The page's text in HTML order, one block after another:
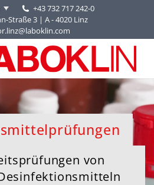
+43 732 717 242-0
Straße 3 | A - 4020 Linz
von